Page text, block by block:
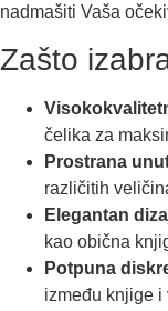
nadmašiti Vaša
Zašto
čelika za
Prostrana
različitih
Elegantan
kao obična
Potpuna
između knjige i